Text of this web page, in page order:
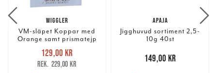
WIGGLER
VM-släpet Koppar med
Orange samt prismatejp
Nuvarande pris
129,00 krTidigare pris
229,00 kr
129,00 kr
229,00 kr
APAJA
Jigghuvud sortiment 2,5-
10g 40st
149,00 kr
149,00 kr